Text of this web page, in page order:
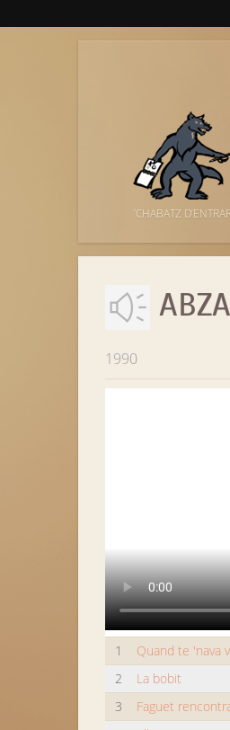
’CHABATZ
1990
1 Quand te 'nava
2
La bobit
3
Faguet